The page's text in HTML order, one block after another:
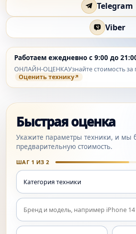
Telegram
Viber
Работаем ежедневно с 9:00 до
ОНЛАЙН-ОЦЕНКАУзнайте стоимость за
Оценить технику
Быстрая оценка
Укажите параметры техники, и мы
предварительную стоимость.
ШАГ 1 ИЗ 2